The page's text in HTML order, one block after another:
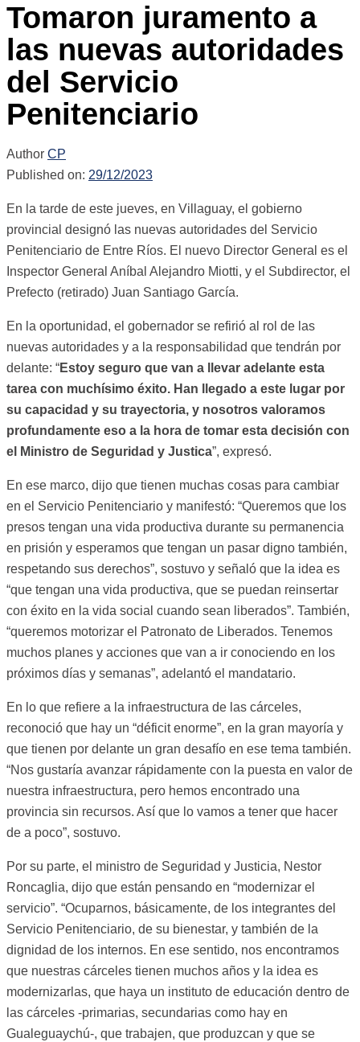
Tomaron juramento a
las nuevas autoridades
del Servicio
Penitenciario
Author CP
Published on: 29/12/2023
En la tarde de este jueves, en Villaguay, el gobierno
provincial designó las nuevas autoridades del Servicio
Penitenciario de Entre Ríos. El nuevo Director General es el
Inspector General Aníbal Alejandro Miotti, y el Subdirector, el
Prefecto (retirado) Juan Santiago García.
En la oportunidad, el gobernador se refirió al rol de las
nuevas autoridades y a la responsabilidad que tendrán por
delante: “Estoy seguro que van a llevar adelante esta
tarea con muchísimo éxito. Han llegado a este lugar por
su capacidad y su trayectoria, y nosotros valoramos
profundamente eso a la hora de tomar esta decisión con
el Ministro de Seguridad y Justica”, expresó.
En ese marco, dijo que tienen muchas cosas para cambiar
en el Servicio Penitenciario y manifestó: “Queremos que los
presos tengan una vida productiva durante su permanencia
en prisión y esperamos que tengan un pasar digno también,
respetando sus derechos”, sostuvo y señaló que la idea es
“que tengan una vida productiva, que se puedan reinsertar
con éxito en la vida social cuando sean liberados”. También,
“queremos motorizar el Patronato de Liberados. Tenemos
muchos planes y acciones que van a ir conociendo en los
próximos días y semanas”, adelantó el mandatario.
En lo que refiere a la infraestructura de las cárceles,
reconoció que hay un “déficit enorme”, en la gran mayoría y
que tienen por delante un gran desafío en ese tema también.
“Nos gustaría avanzar rápidamente con la puesta en valor de
nuestra infraestructura, pero hemos encontrado una
provincia sin recursos. Así que lo vamos a tener que hacer
de a poco”, sostuvo.
Por su parte, el ministro de Seguridad y Justicia, Nestor
Roncaglia, dijo que están pensando en “modernizar el
servicio”. “Ocuparnos, básicamente, de los integrantes del
Servicio Penitenciario, de su bienestar, y también de la
dignidad de los internos. En ese sentido, nos encontramos
que nuestras cárceles tienen muchos años y la idea es
modernizarlas, que haya un instituto de educación dentro de
las cárceles -primarias, secundarias como hay en
Gualeguaychú-, que trabajen, que produzcan y que se